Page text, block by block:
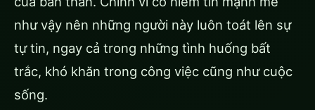
như vậy nên những người này luôn toát lên sự
tự tin, ngay cả trong những tình huống bất
trắc, khó khăn trong công việc cũng như cuộc
sống.